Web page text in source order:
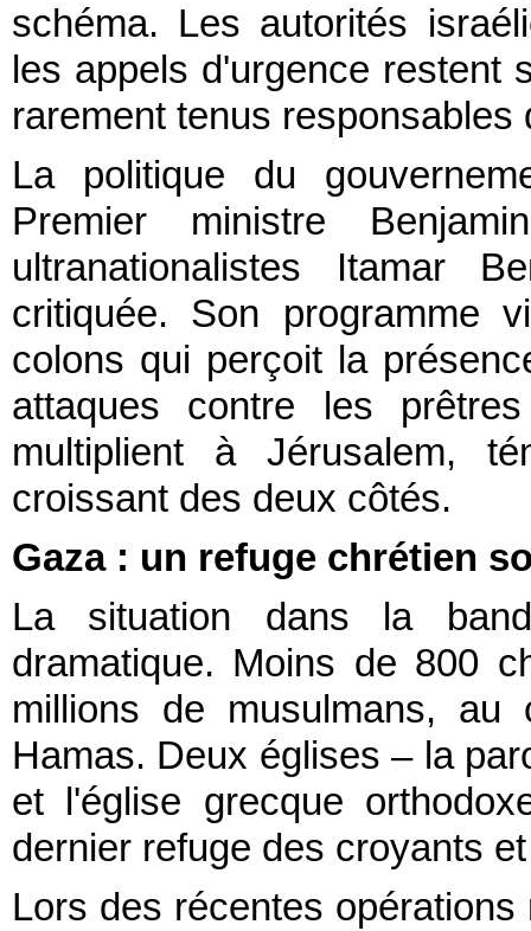
schéma. Les autorités
les appels d'urgence restent
rarement tenus responsables
La politique du
Premier ministre
ultranationalistes Itamar
critiquée. Son programme
colons qui perçoit la
attaques contre les
multiplient à Jérusalem,
croissant des deux côtés.
Gaza : un refuge chrétien
La situation dans la
dramatique. Moins de 800
millions de musulmans,
Hamas. Deux églises – la
et l'église grecque
dernier refuge des croyants
Lors des récentes